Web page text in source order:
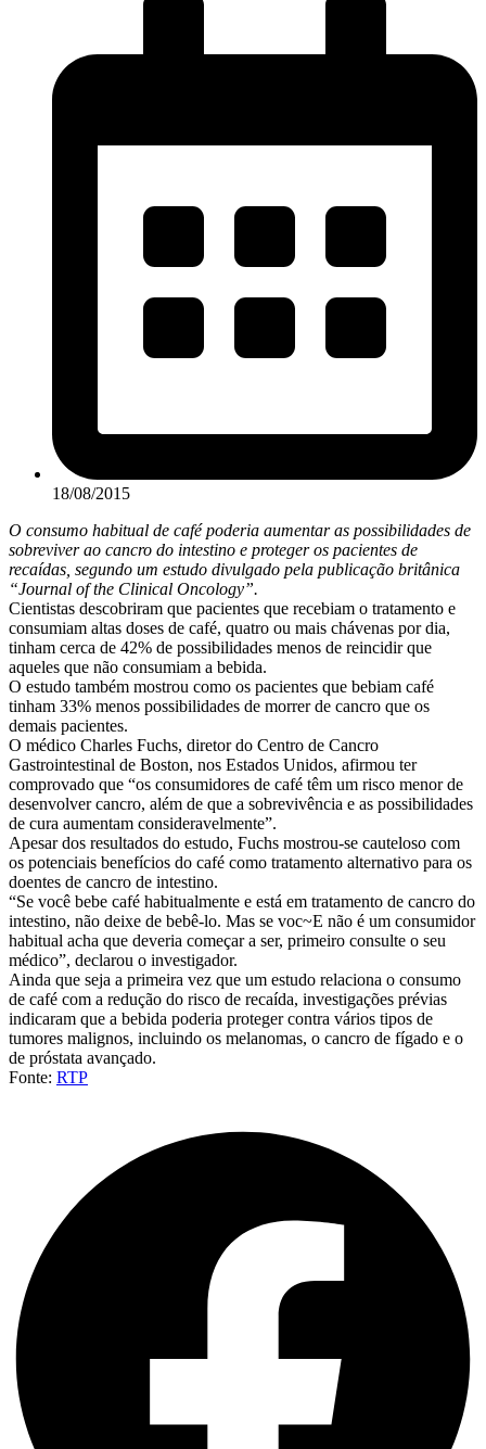
18/08/2015
O consumo habitual de café poderia aumentar as possibilidades de
sobreviver ao cancro do intestino e proteger os pacientes de
recaídas, segundo um estudo divulgado pela publicação britânica
“Journal of the Clinical Oncology”.
Cientistas descobriram que pacientes que recebiam o tratamento e
consumiam altas doses de café, quatro ou mais chávenas por dia,
tinham cerca de 42% de possibilidades menos de reincidir que
aqueles que não consumiam a bebida.
O estudo também mostrou como os pacientes que bebiam café
tinham 33% menos possibilidades de morrer de cancro que os
demais pacientes.
O médico Charles Fuchs, diretor do Centro de Cancro
Gastrointestinal de Boston, nos Estados Unidos, afirmou ter
comprovado que “os consumidores de café têm um risco menor de
desenvolver cancro, além de que a sobrevivência e as possibilidades
de cura aumentam consideravelmente”.
Apesar dos resultados do estudo, Fuchs mostrou-se cauteloso com
os potenciais benefícios do café como tratamento alternativo para os
doentes de cancro de intestino.
“Se você bebe café habitualmente e está em tratamento de cancro do
intestino, não deixe de bebê-lo. Mas se voc~E não é um consumidor
habitual acha que deveria começar a ser, primeiro consulte o seu
médico”, declarou o investigador.
Ainda que seja a primeira vez que um estudo relaciona o consumo
de café com a redução do risco de recaída, investigações prévias
indicaram que a bebida poderia proteger contra vários tipos de
tumores malignos, incluindo os melanomas, o cancro de fígado e o
de próstata avançado.
Fonte: RTP